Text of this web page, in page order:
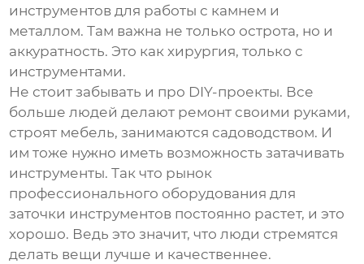
инструментов для работы с камнем и
металлом. Там важна не только острота, но и
аккуратность. Это как хирургия, только с
инструментами.
Не стоит забывать и про DIY-проекты. Все
больше людей делают ремонт своими руками,
строят мебель, занимаются садоводством. И
им тоже нужно иметь возможность затачивать
инструменты. Так что рынок
профессионального оборудования для
заточки инструментов постоянно растет, и это
хорошо. Ведь это значит, что люди стремятся
делать вещи лучше и качественнее.